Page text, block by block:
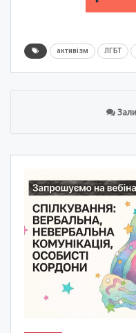
активізм ЛГБТ